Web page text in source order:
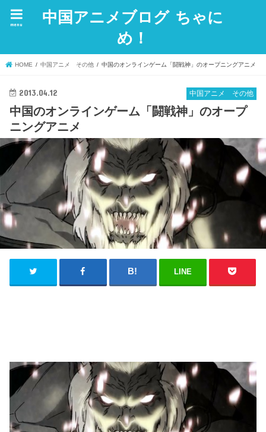
中国アニメブログ ちゃに
め！
menu
HOME 中国アニメ その他 中国のオンラインゲーム「闘戦神」のオープニングアニメ
中国アニメ その他
2013.04.12
中国のオンラインゲーム「闘戦神」のオープ
ニングアニメ
LINE